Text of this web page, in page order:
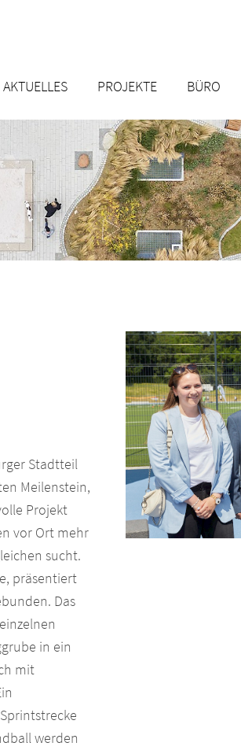
AKTUELLES PROJEKTE BÜRO
Stadtteil
Meilenstein,
Projekt
vor Ort mehr
sucht.
präsentiert
Das
in ein
mit
werden